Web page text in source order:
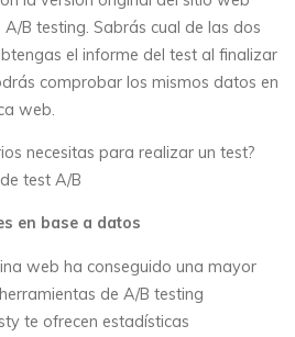
B testing. Sabrás cual de las dos
el informe del test al finalizar
comprobar los mismos datos en
web.
necesitas para realizar un test?
test A/B
en base a datos
web ha conseguido una mayor
de A/B testing
te ofrecen estadísticas